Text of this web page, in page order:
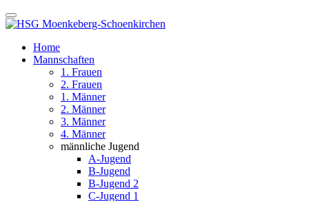
Home
Mannschaften
1. Frauen
2. Frauen
1. Männer
2. Männer
3. Männer
4. Männer
männliche Jugend
A-Jugend
B-Jugend
B-Jugend 2
C-Jugend 1